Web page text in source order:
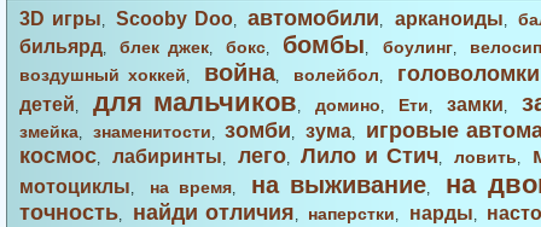
3D игры,Scooby Doo,автомобили, арканоиды,
бильярд,блек джек,бокс, бомбы, боулинг,
воздушный хоккей, война, волейбол, головоломки
детей, для мальчиков, домино, Ети, замки,
змейка, знаменитости,зомби, зума,
игровые
космос, лабиринты, лего,Лило и Стич,ловить,
мотоциклы, на время, на выживание, на
точность, найди отличия, наперстки, нарды,